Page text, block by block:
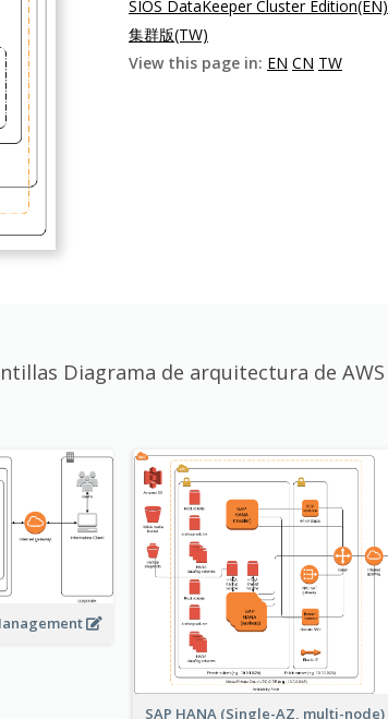
SIOS DataKeeper Cluster Edition(EN)
集群版(TW)
View this page in: EN CN TW
Diagrama de arquitectura de AWS
SAP HANA (Single-AZ, multi-node)